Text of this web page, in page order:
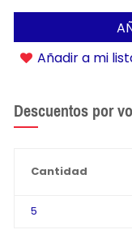
Añadir a mi
Descuentos por
Cantidad
5